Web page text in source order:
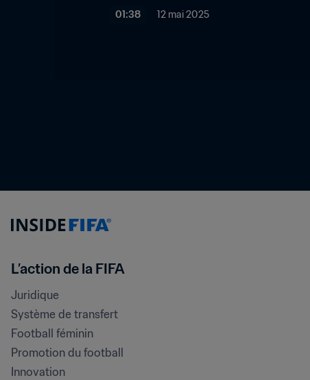
01:38 12 mai 2025
L’action de la FIFA
Juridique
Système de transfert
Football féminin
Promotion du football
Innovation